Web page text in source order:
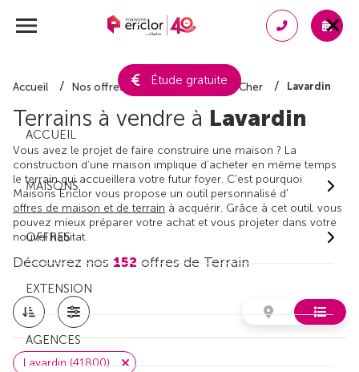
Étude gratuite
ACCUEIL
MAISONS
OFFRES
EXTENSION
AGENCES
Accueil Nos offres de terrain Loir-et-Cher Lavardin
Terrains à vendre à Lavardin
Vous avez le projet de faire construire une maison ? La
construction d'une maison implique d'acheter en même temps
le terrain qui accueillera votre futur foyer. C'est pourquoi
Maisons Ericlor vous propose un outil personnalisé d'
offres de maison et de terrain à acquérir. Grâce à cet outil, vous
pouvez mieux préparer votre achat et vous projeter dans votre
nouvel habitat.
Découvrez nos 152 offres de Terrain
Lavardin (41800)